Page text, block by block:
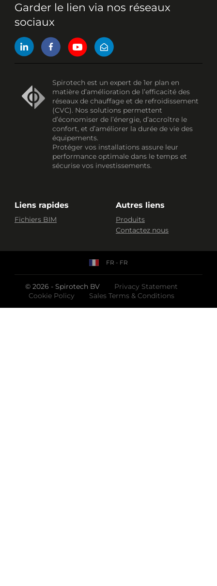
Garder le lien via nos réseaux
sociaux
Spirotech est un expert de 1er plan en
matière d’amélioration de l’efficacité des
réseaux de chauffage et de refroidissement
(CVC). Nos solutions permettent
d’économiser de l’énergie, d’accroître le
confort, et d’améliorer la durée de vie des
équipements.
Protéger vos installations assure leur
performance optimale dans le temps et
sécurise vos investissements.
Liens rapides
Fichiers BIM
Autres liens
Produits
Contactez nous
© 2026 - Spirotech BV
Privacy Statement
Cookie Policy
Sales Terms & Conditions
FR - FR